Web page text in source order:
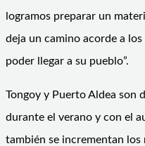
logramos preparar un
deja un camino acorde a
poder llegar a su pueblo”.
Tongoy y Puerto Aldea son
durante el verano y con el
también se incrementan los